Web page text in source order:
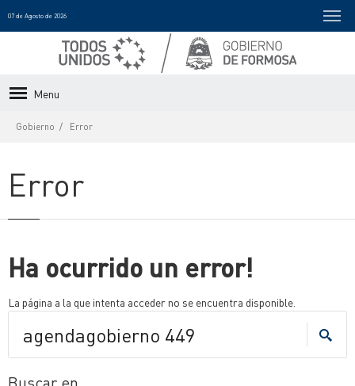
07 de Agosto de 2026
Menu
Gobierno Error
Error
Ha ocurrido un error!
La página a la que intenta acceder no se encuentra disponible.